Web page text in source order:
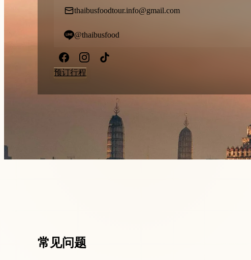
thaibusfoodtour.info@gmail.com
@thaibusfood
预订行程
常见问题